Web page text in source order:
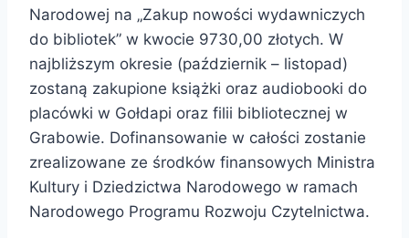
Narodowej na „Zakup nowości wydawniczych
do bibliotek” w kwocie 9730,00 złotych. W
najbliższym okresie (październik – listopad)
zostaną zakupione książki oraz audiobooki do
placówki w Gołdapi oraz filii bibliotecznej w
Grabowie. Dofinansowanie w całości zostanie
zrealizowane ze środków finansowych Ministra
Kultury i Dziedzictwa Narodowego w ramach
Narodowego Programu Rozwoju Czytelnictwa.